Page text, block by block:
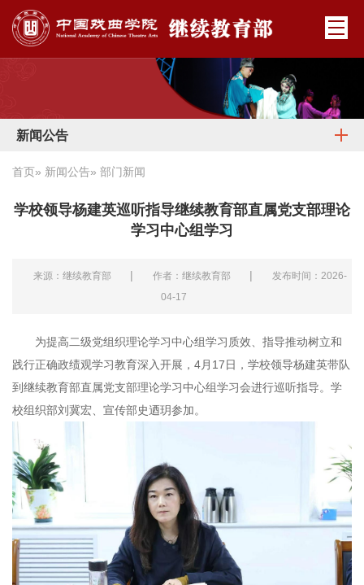
新闻公告
首页» 新闻公告» 部门新闻
学校领导杨建英巡听指导继续教育部直属党支部理论
学习中心组学习
来源：继续教育部 | 作者：继续教育部 |
发布时间：2026-
04-17
为提高二级党组织理论学习中心组学习质效、指导推动树立和
践行正确政绩观学习教育深入开展，4月17日，学校领导杨建英带队
到继续教育部直属党支部理论学习中心组学习会进行巡听指导。学
校组织部刘冀宏、宣传部史迺玥参加。